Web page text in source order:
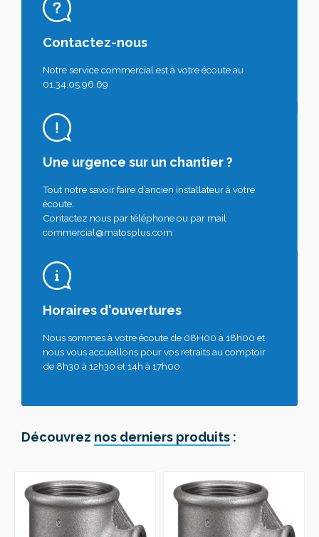
Contactez-nous
Notre service commercial est à votre écoute au
01.34.05.96.69
Une urgence sur un chantier ?
Tout notre savoir faire d’ancien installateur à votre
écoute.
Contactez nous par téléphone ou par mail
commercial@matosplus.com
Horaires d'ouvertures
Nous sommes à votre écoute de 08H00 à 18h00 et
nous vous accueillons pour vos retraits au comptoir
de 8h30 à 12h30 et 14h à 17h00
Découvrez nos derniers produits :